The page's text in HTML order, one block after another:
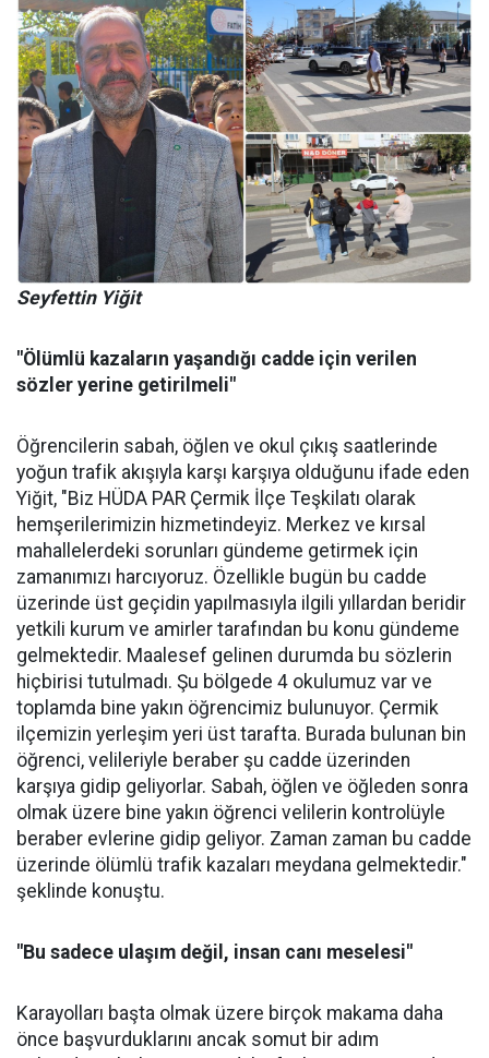
Seyfettin Yiğit
"Ölümlü kazaların yaşandığı cadde için verilen
sözler yerine getirilmeli"
Öğrencilerin sabah, öğlen ve okul çıkış saatlerinde
yoğun trafik akışıyla karşı karşıya olduğunu ifade eden
Yiğit, "Biz HÜDA PAR Çermik İlçe Teşkilatı olarak
hemşerilerimizin hizmetindeyiz. Merkez ve kırsal
mahallelerdeki sorunları gündeme getirmek için
zamanımızı harcıyoruz. Özellikle bugün bu cadde
üzerinde üst geçidin yapılmasıyla ilgili yıllardan beridir
yetkili kurum ve amirler tarafından bu konu gündeme
gelmektedir. Maalesef gelinen durumda bu sözlerin
hiçbirisi tutulmadı. Şu bölgede 4 okulumuz var ve
toplamda bine yakın öğrencimiz bulunuyor. Çermik
ilçemizin yerleşim yeri üst tarafta. Burada bulunan bin
öğrenci, velileriyle beraber şu cadde üzerinden
karşıya gidip geliyorlar. Sabah, öğlen ve öğleden sonra
olmak üzere bine yakın öğrenci velilerin kontrolüyle
beraber evlerine gidip geliyor. Zaman zaman bu cadde
üzerinde ölümlü trafik kazaları meydana gelmektedir."
şeklinde konuştu.
"Bu sadece ulaşım değil, insan canı meselesi"
Karayolları başta olmak üzere birçok makama daha
önce başvurduklarını ancak somut bir adım